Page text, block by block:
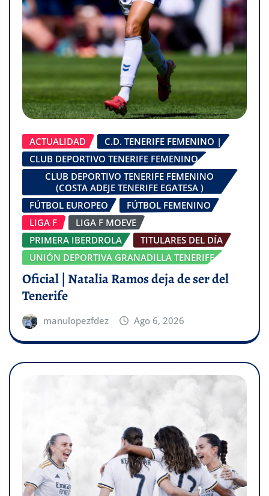
ACTUALIDAD
C.D. TENERIFE FEMENINO |
CLUB DEPORTIVO TENERIFE FEMENINO
CLUB DEPORTIVO TENERIFE FEMENINO
(COSTA ADEJE TENERIFE EGATESA )
FÚTBOL EUROPEO
FÚTBOL FEMENINO
LIGA F
LIGA F MOEVE
PRIMERA IBERDROLA
TITULARES DEL DÍA
UNIÓN DEPORTIVA GRANADILLA TENERIFE
Oficial | Natalia Ramos deja de ser del
Tenerife
manulopezfdez Ago 6, 2026